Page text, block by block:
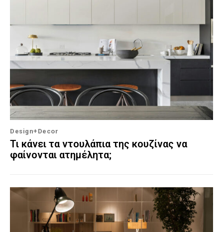
Design+Decor
Τι κάνει τα ντουλάπια της κουζίνας να
φαίνονται ατημέλητα;